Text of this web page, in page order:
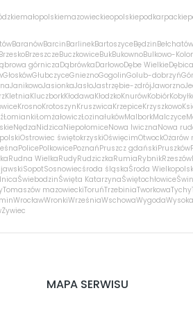
małopolskiemazowieckieopolskiepodkarpackie
BaranówBarcinBarlinekBartoszyceBędzinBełchatów
BrzeskoBrzeszczeBuczkowiceBukBukownoBulkowo-
górniczaDąbrówkaDarłowoDębe WielkieDębica
GłoskówGłubczyceGnieznoGogolinGolub-dobrzyń
JanikowoJasionkaJasłoJastrzębie-zdrójJaworzno
KletniaKluczborkKłodawaKłodzkoKnurówKobiór
KrosnoKrotoszynKruszwicaKrzepiceKrzyszkowo
ŁomiankiŁomżałowiczŁozinałukówMalborkMalczyce
NędzaNidzicaNiepołomiceNowa IwicznaNowa
Ostrowiec świętokrzyskiOświęcimOtwockOżarów
PolicePolkowicePoznańPruszcz gdańskiPruszków
Rudna WielkaRudyRudziczkaRumiaRybnikRzeszów
SopotSosnowiecśroda śląskaŚroda
ŚwiebodzinŚwięta KatarzynaŚwiętochłowice
Tomaszów mazowieckiToruńTrzebiniaTworkowaTychy
WrocławWronkiWrześniaWschowaWygodaWysoka
Żywiec
MAPA SERWISU